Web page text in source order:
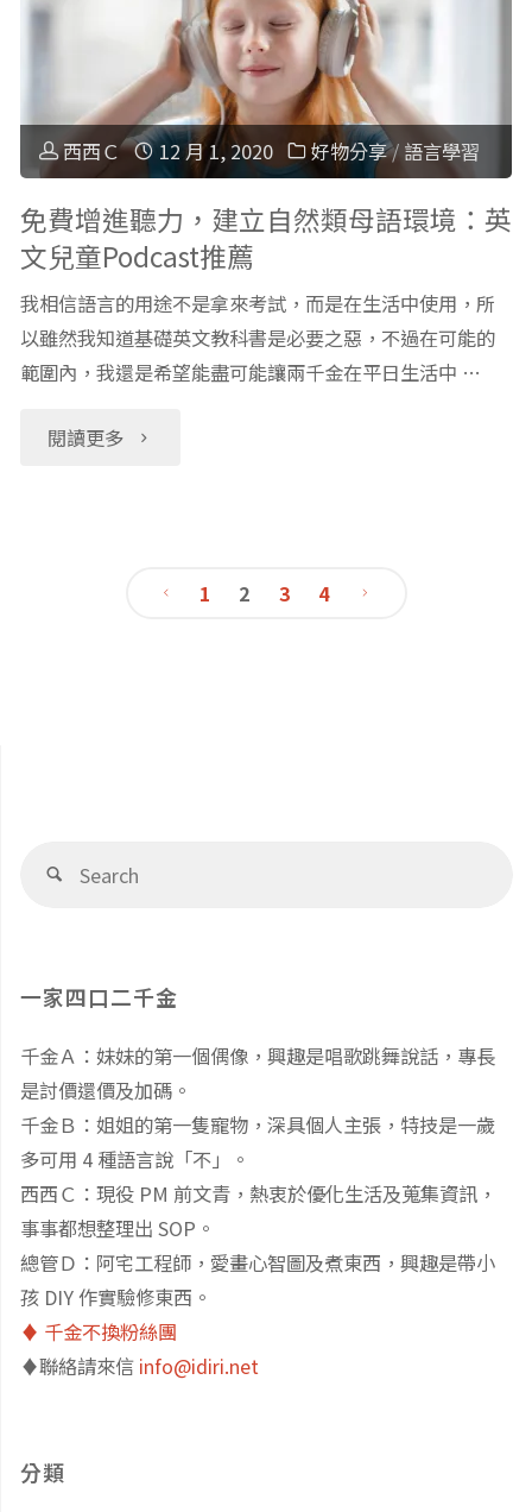
學
院
幼
兒
版"
說
故
Storyline
Online"
工
具】
Spotify
介
紹：
免
費
及
庭
方
案"
西西Ｃ 12 月 1, 2020 好物分享/ 語言學習
免費增進聽力，建立自然類母語環境：英
文兒童Podcast推薦
我相信語言的用途不是拿來考試，而是在生活中使用，所
以雖然我知道基礎英文教科書是必要之惡，不過在可能的
範圍內，我還是希望能盡可能讓兩千金在平日生活中 …
閱讀更多
"免
類
母
語
境：
英
文
1 2 3 4
Search
一家四口二千金
千金Ａ：妹妹的第一個偶像，興趣是唱歌跳舞說話，專長
是討價還價及加碼。
千金Ｂ：姐姐的第一隻寵物，深具個人主張，特技是一歲
多可用 4 種語言說「不」。
西西Ｃ：現役 PM 前文青，熱衷於優化生活及蒐集資訊，
事事都想整理出 SOP。
總管Ｄ：阿宅工程師，愛畫心智圖及煮東西，興趣是帶小
孩 DIY 作實驗修東西。
♦️ 千金不換粉絲團
♦️聯絡請來信 info@idiri.net
分類